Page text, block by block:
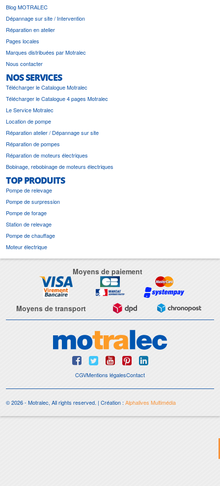
Blog MOTRALEC
Dépannage sur site / Intervention
Réparation en atelier
Pages locales
Marques distribuées par Motralec
Nous contacter
NOS SERVICES
Télécharger le Catalogue Motralec
Télécharger le Catalogue 4 pages Motralec
Le Service Motralec
Location de pompe
Réparation atelier / Dépannage sur site
Réparation de pompes
Réparation de moteurs électriques
Bobinage, rebobinage de moteurs électriques
TOP PRODUITS
Pompe de relevage
Pompe de surpression
Pompe de forage
Station de relevage
Pompe de chauffage
Moteur électrique
Moyens de paiement
Moyens de transport
CGVMentions légalesContact
© 2026 - Motralec, All rights reserved. | Création :Alphalives Multimédia